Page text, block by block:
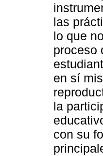
las
lo que
proceso
en sí
la
con su